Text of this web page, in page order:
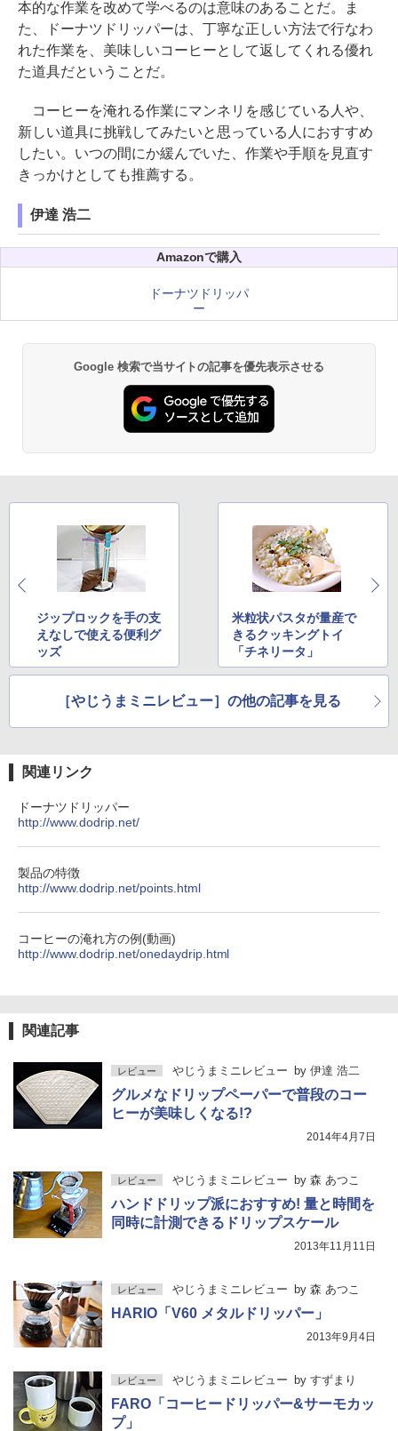
本的な作業を改めて学べるのは意味のあることだ。ま
た、ドーナツドリッパーは、丁寧な正しい方法で行なわ
れた作業を、美味しいコーヒーとして返してくれる優れ
た道具だということだ。
コーヒーを淹れる作業にマンネリを感じている人や、
新しい道具に挑戦してみたいと思っている人におすすめ
したい。いつの間にか緩んでいた、作業や手順を見直す
きっかけとしても推薦する。
伊達 浩二
Amazonで購入
ドーナツドリッパ
ー
Google 検索で当サイトの記事を優先表示させる
ジップロックを手の支
えなしで使える便利グ
ッズ
米粒状パスタが量産で
きるクッキングトイ
「チネリータ」
［やじうまミニレビュー］の他の記事を見る
関連リンク
ドーナツドリッパー
http://www.dodrip.net/
製品の特徴
http://www.dodrip.net/points.html
コーヒーの淹れ方の例(動画)
http://www.dodrip.net/onedaydrip.html
関連記事
レビュー やじうまミニレビュー by 伊達 浩二
グルメなドリップペーパーで普段のコー
ヒーが美味しくなる!?
2014年4月7日
レビュー やじうまミニレビュー by 森 あつこ
ハンドドリップ派におすすめ! 量と時間を
同時に計測できるドリップスケール
2013年11月11日
レビュー やじうまミニレビュー by 森 あつこ
HARIO「V60 メタルドリッパー」
2013年9月4日
レビュー やじうまミニレビュー by すずまり
FARO「コーヒードリッパー&サーモカッ
プ」